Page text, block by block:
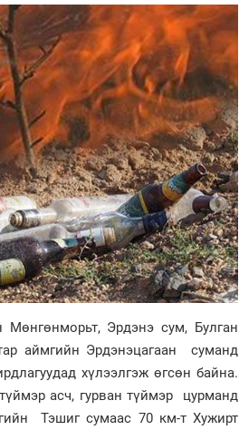
Эрдэнэ сум, Булган
аймгийн Эрдэнэцагаан суманд
хүлээлгэж өгсөн байна.
асч, гурван түймэр цурманд
Тэшиг сумаас 70 км-т Хужирт